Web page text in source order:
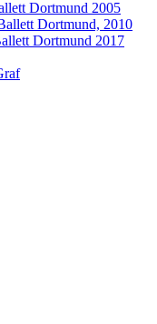
Dortmund 2005
Dortmund, 2010
Dortmund 2017